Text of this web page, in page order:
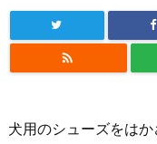

犬用のシューズをはか